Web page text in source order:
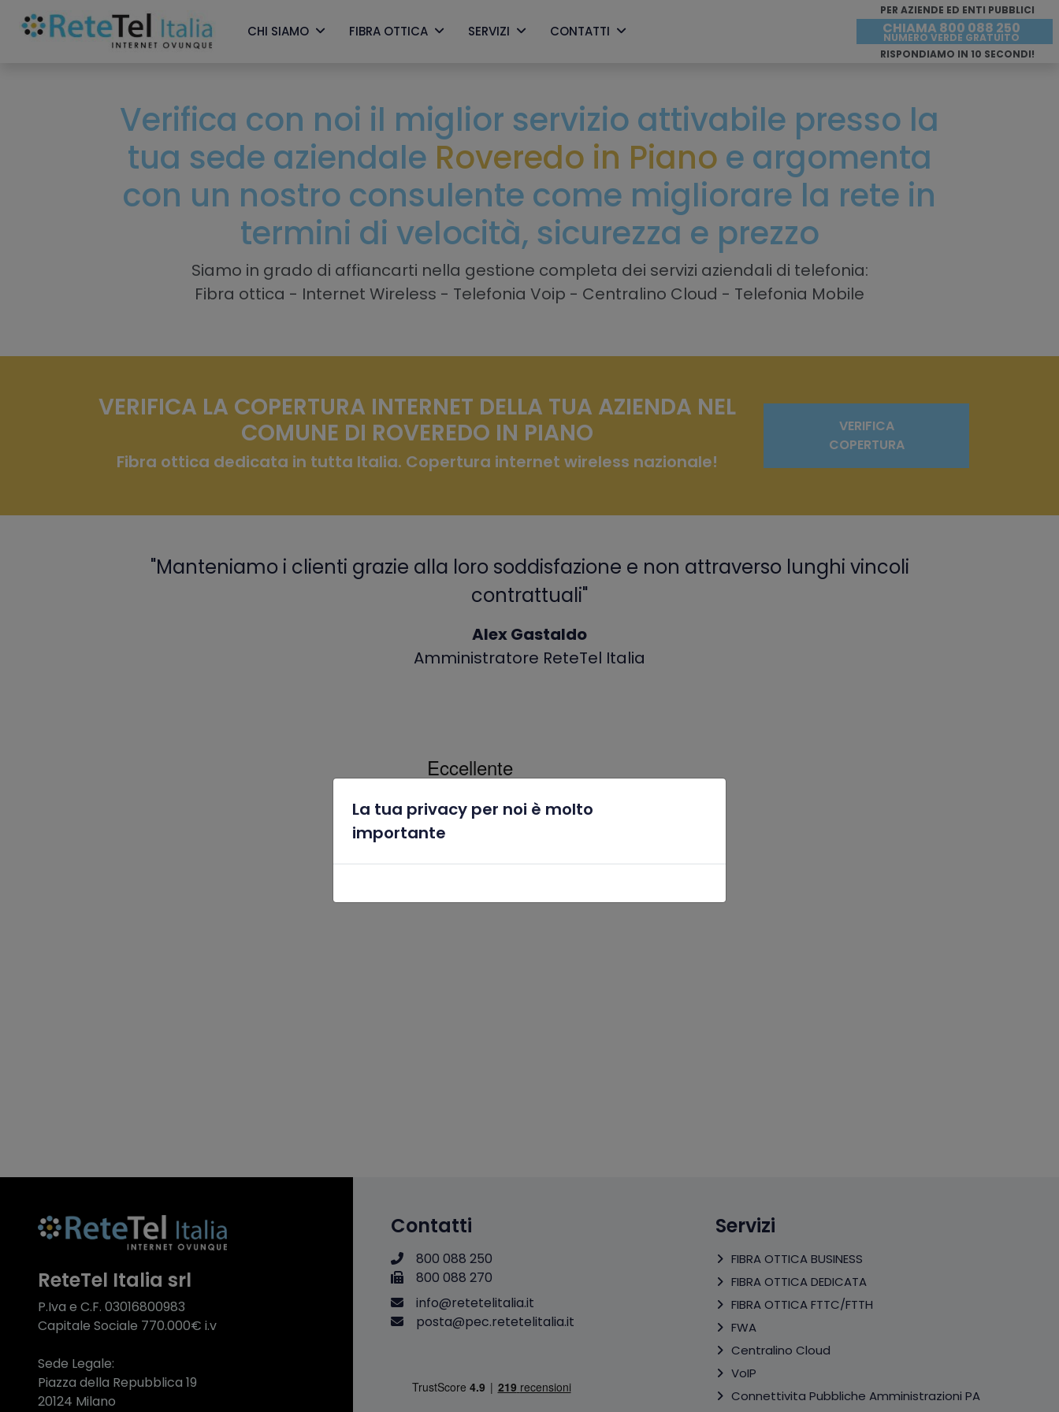
CHI SIAMO FIBRA OTTICA SERVIZI CONTATTI
PER AZIENDE ED ENTI PUBBLICI
CHIAMA 800 088 250
NUMERO VERDE GRATUITO
RISPONDIAMO IN 10 SECONDI!
Verifica con noi il miglior servizio attivabile presso la
tua sede aziendale Roveredo in Piano e argomenta
con un nostro consulente come migliorare la rete in
termini di velocità, sicurezza e prezzo
Siamo in grado di affiancarti nella gestione completa dei servizi aziendali di telefonia:
Fibra ottica - Internet Wireless - Telefonia Voip - Centralino Cloud - Telefonia Mobile
VERIFICA LA COPERTURA INTERNET DELLA TUA AZIENDA NEL
COMUNE DI ROVEREDO IN PIANO
Fibra ottica dedicata in tutta Italia. Copertura internet wireless nazionale!
VERIFICA
COPERTURA
"Manteniamo i clienti grazie alla loro soddisfazione e non attraverso lunghi vincoli
contrattuali"
Alex Gastaldo
Amministratore ReteTel Italia
ReteTel Italia srl
P.Iva e C.F. 03016800983
Capitale Sociale 770.000€ i.v
Sede Legale:
Piazza della Repubblica 19
20124 Milano
Contatti
800 088 250
800 088 270
info@retetelitalia.it
posta@pec.retetelitalia.it
Servizi
FIBRA OTTICA BUSINESS
FIBRA OTTICA DEDICATA
FIBRA OTTICA FTTC/FTTH
FWA
Centralino Cloud
VoIP
Connettivita Pubbliche Amministrazioni PA
La tua privacy per noi è molto
importante